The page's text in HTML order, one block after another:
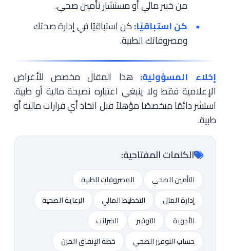
من خبير مالي أو مستشار تأمين صحي.
كن استباقيًا:كن استباقيًا في إدارة صحتك
ومصروفاتك الطبية.
إخلاء المسؤولية: هذا المقال مخصص للأغراض
الإعلامية فقط ولا ينبغي اعتباره نصيحة مالية أو طبية.
استشر دائمًا متخصصًا مؤهلاً قبل اتخاذ أي قرارات مالية أو
طبية.
الكلمات المفتاحية:
التأمين الصحي
المصروفات الطبية
إدارة المال
التخطيط المالي
الرعاية الصحية
الأدوية
التوفير
الضرائب
حساب التوفير الصحي
خطة الإنفاق المرن